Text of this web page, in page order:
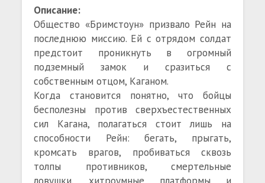
Описание:
Общество «Бримстоун» призвало Рейн на
последнюю миссию. Ей с отрядом солдат
предстоит проникнуть в огромный
подземный замок и сразиться с
собственным отцом, Каганом.
Когда становится понятно, что бойцы
бесполезны против сверхъестественных
сил Кагана, полагаться стоит лишь на
способности Рейн: бегать, прыгать,
кромсать врагов, пробиваться сквозь
толпы противников, смертельные